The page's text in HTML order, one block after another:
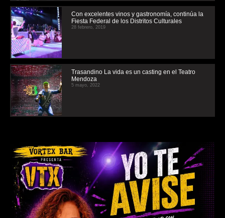
Con excelentes vinos y gastronomía, continúa la
Fiesta Federal de los Distritos Culturales
28 febrero, 2019
Trasandino La vida es un casting en el Teatro
Mendoza
5 mayo, 2022